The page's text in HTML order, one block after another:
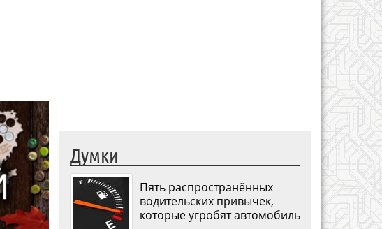
Думки
Пять распространённых
водительских привычек,
которые угробят автомобиль